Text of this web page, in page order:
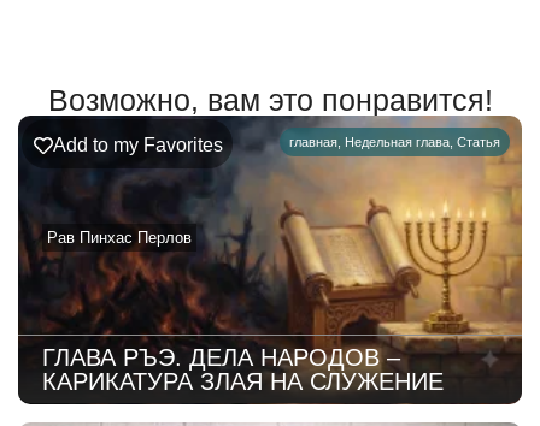
Возможно, вам это понравится!
главная Недельная глава Статья
Рав Пинхас Перлов
Add to my Favorites
ГЛАВА РЪЭ. ДЕЛА НАРОДОВ –
КАРИКАТУРА ЗЛАЯ НА СЛУЖЕНИЕ